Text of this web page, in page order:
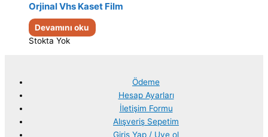
Orjinal Vhs Kaset Film
Devamını oku
Stokta Yok
Ödeme
Hesap Ayarları
İletişim Formu
Alışveriş Sepetim
Giriş Yap / Uye ol